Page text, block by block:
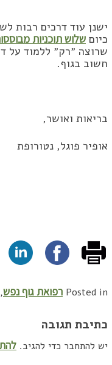
ישנן עוד דרכים רבות
כיום שלוש תוכניות
שרוצה ״רק״ ללמוד על
חשוב בגוף.
בריאות ואושר,
אופיר פוגל, נטורופת
Posted in רפואת גוף נפש,
כתיבת תגובה
יש להתחבר כדי להגיב.